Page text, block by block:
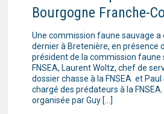
Bourgogne Franche-
Une commission faune sauvage a
dernier à Bretenière, en présence
président de la commission faune
FNSEA, Laurent Woltz, chef de
dossier chasse à la FNSEA et
chargé des prédateurs à la
organisée par Guy […]